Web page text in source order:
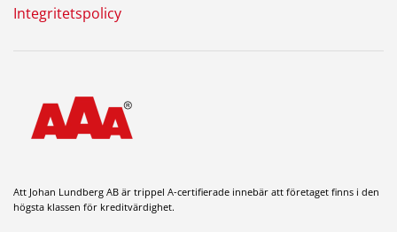
Integritetspolicy
Att Johan Lundberg AB är trippel A-certifierade innebär att företaget finns i den
högsta klassen för kreditvärdighet.